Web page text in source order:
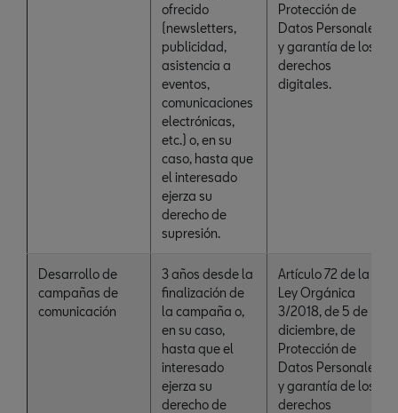
ofrecido
(newsletters,
publicidad,
asistencia a
eventos,
comunicaciones
electrónicas,
etc.) o, en su
caso, hasta que
el interesado
ejerza su
derecho de
supresión.
Protección de
Datos Personales
y garantía de los
derechos
digitales.
Desarrollo de
campañas de
comunicación
3 años desde la
finalización de
la campaña o,
en su caso,
hasta que el
interesado
ejerza su
derecho de
Artículo 72 de la
Ley Orgánica
3/2018, de 5 de
diciembre, de
Protección de
Datos Personales
y garantía de los
derechos